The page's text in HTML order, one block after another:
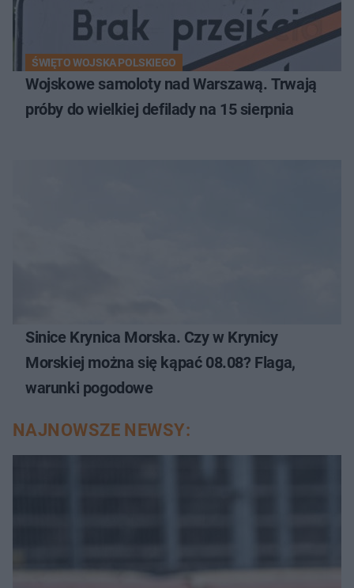
ŚWIĘTO WOJSKA POLSKIEGO
Wojskowe samoloty nad Warszawą. Trwają
próby do wielkiej defilady na 15 sierpnia
Sinice Krynica Morska. Czy w Krynicy
Morskiej można się kąpać 08.08? Flaga,
warunki pogodowe
NAJNOWSZE NEWSY: